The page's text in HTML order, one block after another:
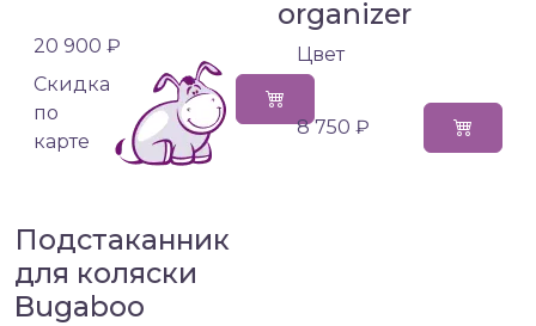
20 900 ₽
Cкидка
по
карте
organizer
Цвет
8 750 ₽
Подстаканник
для коляски
Bugaboo